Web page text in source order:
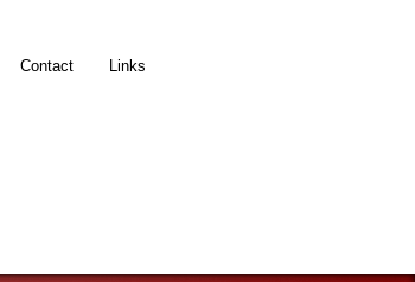
Contact Links